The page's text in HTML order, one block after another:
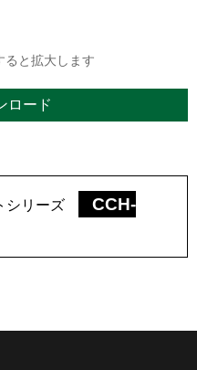
と拡大します
ロード
シリーズ
CCH-